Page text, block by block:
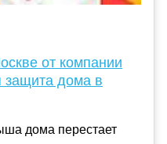
от компании
защита дома в
дома перестает